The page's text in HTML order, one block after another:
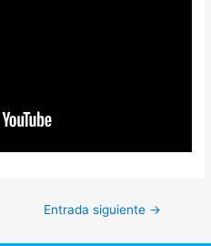
Entrada siguiente →